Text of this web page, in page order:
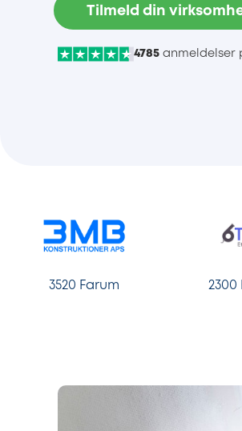
Tilmeld din
4785 anmeldelser
3520 Farum 2300